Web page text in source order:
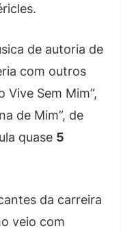
de autoria de
com outros
Vive Sem Mim”,
de Mim”, de
quase 5
da carreira
veio com